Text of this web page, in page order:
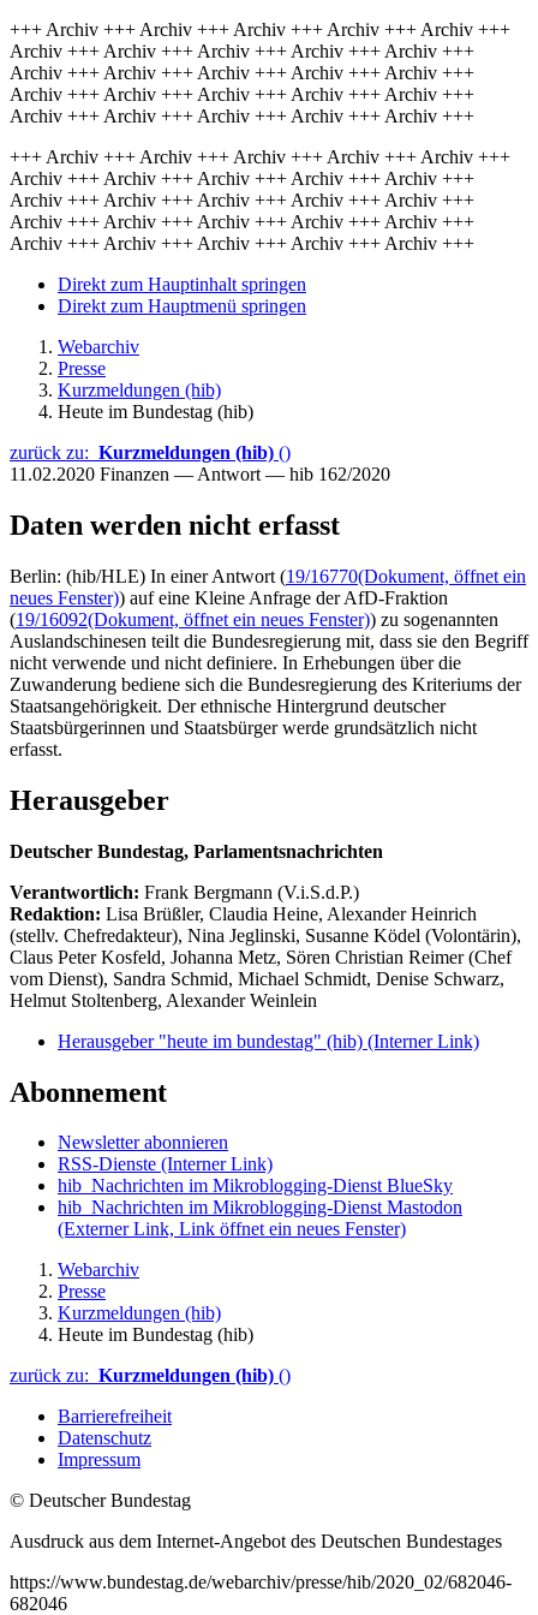
+++ Archiv +++ Archiv +++ Archiv +++ Archiv +++ Archiv +++
Archiv +++ Archiv +++ Archiv +++ Archiv +++ Archiv +++
Archiv +++ Archiv +++ Archiv +++ Archiv +++ Archiv +++
Archiv +++ Archiv +++ Archiv +++ Archiv +++ Archiv +++
Archiv +++ Archiv +++ Archiv +++ Archiv +++ Archiv +++
+++ Archiv +++ Archiv +++ Archiv +++ Archiv +++ Archiv +++
Archiv +++ Archiv +++ Archiv +++ Archiv +++ Archiv +++
Archiv +++ Archiv +++ Archiv +++ Archiv +++ Archiv +++
Archiv +++ Archiv +++ Archiv +++ Archiv +++ Archiv +++
Archiv +++ Archiv +++ Archiv +++ Archiv +++ Archiv +++
Direkt zum Hauptinhalt springen
Direkt zum Hauptmenü springen
Webarchiv
Presse
Kurzmeldungen (hib)
Heute im Bundestag (hib)
zurück zu: Kurzmeldungen (hib) ()
11.02.2020 Finanzen — Antwort — hib 162/2020
Daten werden nicht erfasst
Berlin: (hib/HLE) In einer Antwort (19/16770(Dokument, öffnet ein
neues Fenster)) auf eine Kleine Anfrage der AfD-Fraktion
(19/16092(Dokument, öffnet ein neues Fenster)) zu sogenannten
Auslandschinesen teilt die Bundesregierung mit, dass sie den Begriff
nicht verwende und nicht definiere. In Erhebungen über die
Zuwanderung bediene sich die Bundesregierung des Kriteriums der
Staatsangehörigkeit. Der ethnische Hintergrund deutscher
Staatsbürgerinnen und Staatsbürger werde grundsätzlich nicht
erfasst.
Herausgeber
Deutscher Bundestag, Parlamentsnachrichten
Verantwortlich: Frank Bergmann (V.i.S.d.P.)
Redaktion: Lisa Brüßler, Claudia Heine, Alexander Heinrich
(stellv. Chefredakteur), Nina Jeglinski, Susanne Ködel (Volontärin),
Claus Peter Kosfeld, Johanna Metz, Sören Christian Reimer (Chef
vom Dienst), Sandra Schmid, Michael Schmidt, Denise Schwarz,
Helmut Stoltenberg, Alexander Weinlein
Herausgeber "heute im bundestag" (hib) (Interner Link)
Abonnement
Newsletter abonnieren
RSS-Dienste (Interner Link)
hib_Nachrichten im Mikroblogging-Dienst BlueSky
hib_Nachrichten im Mikroblogging-Dienst Mastodon
(Externer Link, Link öffnet ein neues Fenster)
Webarchiv
Presse
Kurzmeldungen (hib)
Heute im Bundestag (hib)
zurück zu: Kurzmeldungen (hib) ()
Barrierefreiheit
Datenschutz
Impressum
© Deutscher Bundestag
Ausdruck aus dem Internet-Angebot des Deutschen Bundestages
https://www.bundestag.de/webarchiv/presse/hib/2020_02/682046-
682046